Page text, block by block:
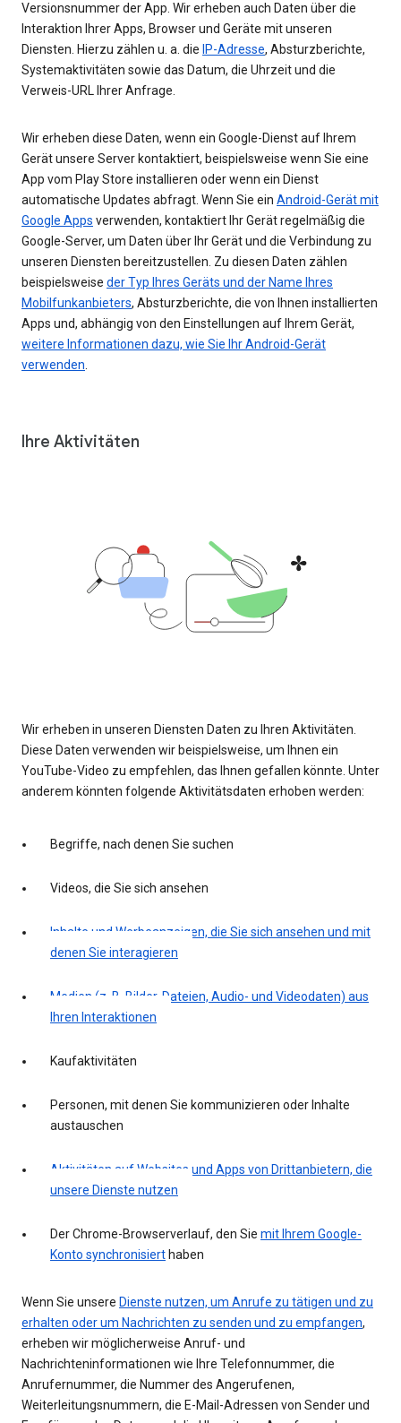
Versionsnummer der App. Wir erheben auch Daten über die
Interaktion Ihrer Apps, Browser und Geräte mit unseren
Diensten. Hierzu zählen u. a. die IP-Adresse, Absturzberichte,
Systemaktivitäten sowie das Datum, die Uhrzeit und die
Verweis-URL Ihrer Anfrage.
Wir erheben diese Daten, wenn ein Google-Dienst auf Ihrem
Gerät unsere Server kontaktiert, beispielsweise wenn Sie eine
App vom Play Store installieren oder wenn ein Dienst
automatische Updates abfragt. Wenn Sie ein Android-Gerät mit
Google Apps verwenden, kontaktiert Ihr Gerät regelmäßig die
Google-Server, um Daten über Ihr Gerät und die Verbindung zu
unseren Diensten bereitzustellen. Zu diesen Daten zählen
beispielsweise der Typ Ihres Geräts und der Name Ihres
Mobilfunkanbieters, Absturzberichte, die von Ihnen installierten
Apps und, abhängig von den Einstellungen auf Ihrem Gerät,
weitere Informationen dazu, wie Sie Ihr Android-Gerät
verwenden.
Ihre Aktivitäten
Wir erheben in unseren Diensten Daten zu Ihren Aktivitäten.
Diese Daten verwenden wir beispielsweise, um Ihnen ein
YouTube-Video zu empfehlen, das Ihnen gefallen könnte. Unter
anderem könnten folgende Aktivitätsdaten erhoben werden:
Begriffe, nach denen Sie suchen
Videos, die Sie sich ansehen
Inhalte und Werbeanzeigen, die Sie sich ansehen und mit
denen Sie interagieren
Medien (z. B. Bilder, Dateien, Audio- und Videodaten) aus
Ihren Interaktionen
Kaufaktivitäten
Personen, mit denen Sie kommunizieren oder Inhalte
austauschen
Aktivitäten auf Websites und Apps von Drittanbietern, die
unsere Dienste nutzen
Der Chrome-Browserverlauf, den Sie mit Ihrem Google-
Konto synchronisiert haben
Wenn Sie unsere Dienste nutzen, um Anrufe zu tätigen und zu
erhalten oder um Nachrichten zu senden und zu empfangen,
erheben wir möglicherweise Anruf- und
Nachrichteninformationen wie Ihre Telefonnummer, die
Anrufernummer, die Nummer des Angerufenen,
Weiterleitungsnummern, die E-Mail-Adressen von Sender und